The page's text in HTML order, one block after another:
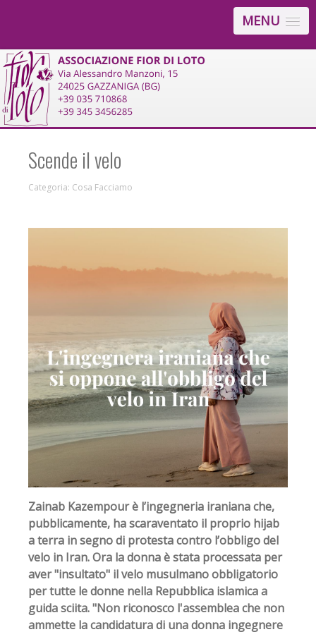
MENU
Scende il velo
Categoria: Cosa Facciamo
Zainab Kazempour è l’ingegneria iraniana che,
pubblicamente, ha scaraventato il proprio hijab
a terra in segno di protesta contro l’obbligo del
velo in Iran. Ora la donna è stata processata per
aver "insultato" il velo musulmano obbligatorio
per tutte le donne nella Repubblica islamica a
guida sciita. "Non riconosco l'assemblea che non
ammette la candidatura di una donna ingegnere